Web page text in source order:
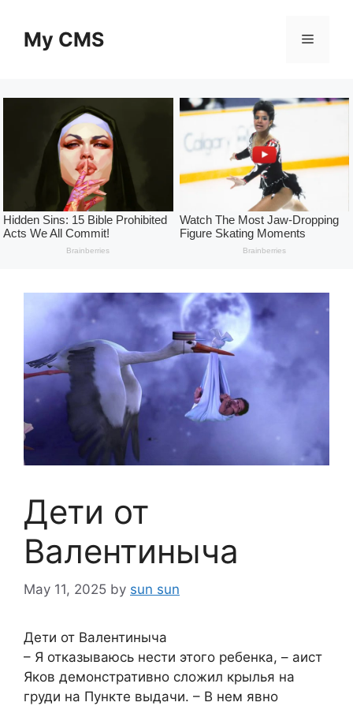
contentMy CMS Menu
Дети от
Валентиныча
May 11, 2025 by sun sun
Дети от Валентиныча
– Я отказываюсь нести этого ребенка, – аист
Яков демонстративно сложил крылья на
груди на Пункте выдачи. – В нем явно